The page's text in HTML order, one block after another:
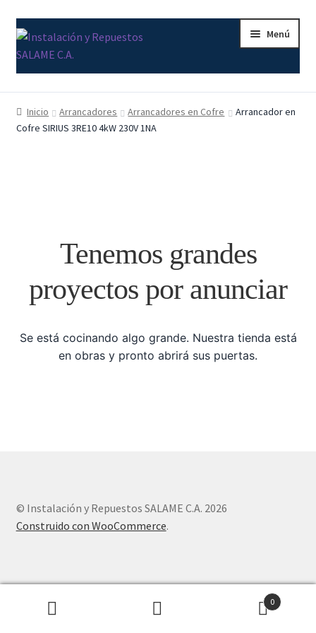
Ir
a
la
Ir
al
contenido
Menú
Inicio
Carrito
Finalizar compra
Sample Page
Inicio Arrancadores Arrancadores en Cofre
Arrancador en
Cofre SIRIUS 3RE10 4kW 230V 1NA
Tenemos grandes
proyectos por anunciar
Se está cocinando algo grande. Nuestra tienda está
en obras y pronto abrirá sus puertas.
© Instalación y Repuestos SALAME C.A. 2026
Construido con WooCommerce.
0